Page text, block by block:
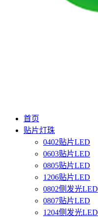
首页
贴片灯珠
0402贴片LED
0603贴片LED
0805贴片LED
1206贴片LED
0802侧发光LED
0807贴片LED
1204侧发光LED